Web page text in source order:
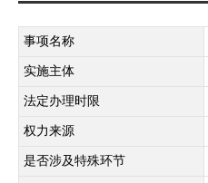
事项名称
实施主体
法定办理时限
权力来源
是否涉及特殊环节